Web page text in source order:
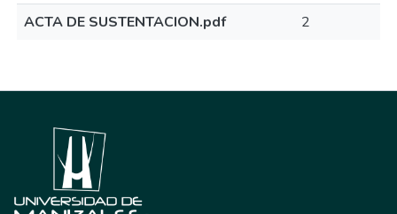
ACTA DE SUSTENTACION.pdf
2